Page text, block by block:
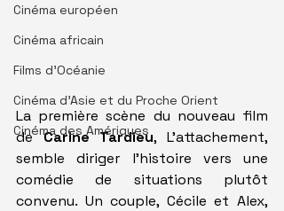
Cinéma européen
Cinéma africain
Films d'Océanie
Cinéma d'Asie et du Proche Orient
Cinéma des Amériques
La première scène du nouveau film
de Carine Tardieu, L'attachement,
semble diriger l'histoire vers une
comédie de situations plutôt
convenu. Un couple, Cécile et Alex,